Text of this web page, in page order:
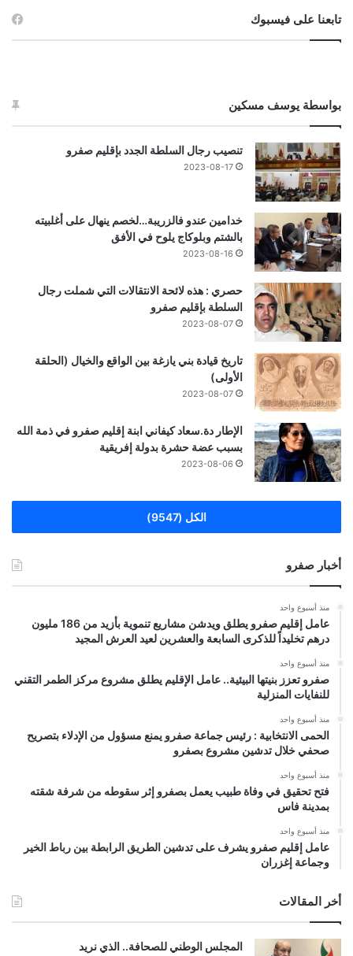
تابعنا على فيسبوك
بواسطة يوسف مسكين
تنصيب رجال السلطة الجدد بإقليم صفرو
2023-08-17
خدامين عندو فالزريبة…لخصم ينهال على أغلبيته
بالشتم وبلوكاج يلوح في الأفق
2023-08-16
حصري : هذه لائحة الانتقالات التي شملت رجال
السلطة بإقليم صفرو
2023-08-07
تاريخ قيادة بني يازغة بين الواقع والخيال (الحلقة
الأولى)
2023-08-07
الإطار دة.سعاد كيفاني ابنة إقليم صفرو في ذمة الله
بسبب عضة حشرة بدولة إفريقية
2023-08-06
الكل (9547)
أخبار صفرو
منذ أسبوع واحد
عامل إقليم صفرو يطلق ويدشن مشاريع تنموية بأزيد من 186 مليون
درهم تخليداً للذكرى السابعة والعشرين لعيد العرش المجيد
منذ أسبوع واحد
صفرو تعزز بنيتها البيئية.. عامل الإقليم يطلق مشروع مركز الطمر التقني
للنفايات المنزلية
منذ أسبوع واحد
الحمى الانتخابية : رئيس جماعة صفرو يمنع مسؤول من الإدلاء بتصريح
صحفي خلال تدشين مشروع بصفرو
منذ أسبوع واحد
فتح تحقيق في وفاة طبيب يعمل بصفرو إثر سقوطه من شرفة شقته
بمدينة فاس
منذ أسبوع واحد
عامل إقليم صفرو يشرف على تدشين الطريق الرابطة بين رباط الخير
وجماعة إغزران
أخر المقالات
المجلس الوطني للصحافة.. الذي نريد